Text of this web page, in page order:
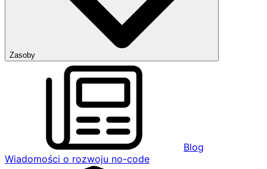
Zasoby
Blog
Wiadomości o rozwoju no-code